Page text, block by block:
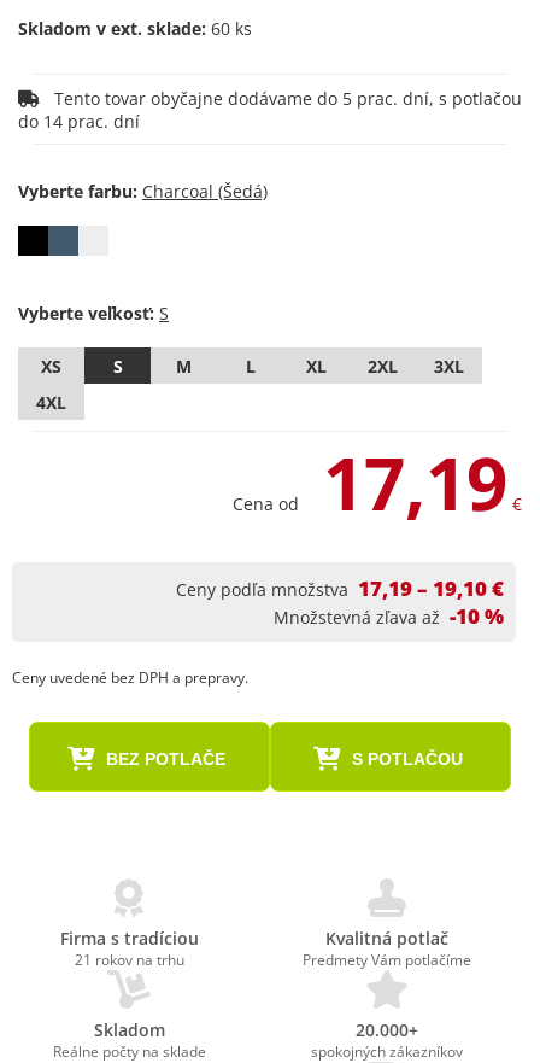
Skladom v ext. sklade: 60 ks
do 14 prac. dní
Vyberte farbu:
Vyberte veľkosť:
XS S M L XL 2XL
3XL
4XL
Cena od 17,19 €
Ceny podľa množstva 17,19 – 19,10 €
Množstevná zľava až -10 %
Ceny uvedené bez DPH a prepravy.
BEZ POTLAČE S POTLAČOU
Firma s tradíciou
21 rokov na trhu
Kvalitná potlač
Predmety Vám potlačíme
Skladom
Reálne počty na sklade
20.000+
spokojných zákazníkov